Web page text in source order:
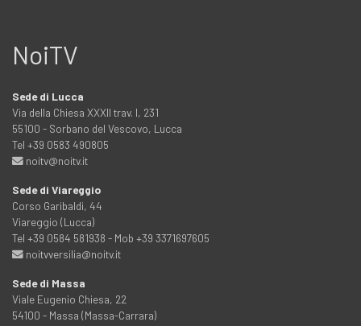
NoiTV
Sede di Lucca
Via della Chiesa XXXII trav. I, 231
55100 - Sorbano del Vescovo, Lucca
Tel +39 0583 490805
noitv@noitv.it
Sede di Viareggio
Corso Garibaldi, 44
Viareggio (Lucca)
Tel +39 0584 581938 - Mob +39 3371697605
noitvversilia@noitv.it
Sede di Massa
Viale Eugenio Chiesa, 22
54100 - Massa (Massa-Carrara)